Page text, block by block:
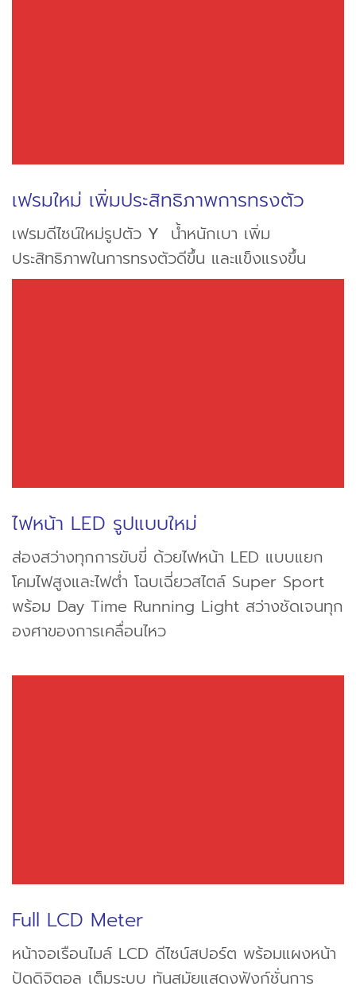
เฟรมใหม่ เพิ่มประสิทธิภาพการทรงตัว
เฟรมดีไซน์ใหม่รูปตัว Y น้ำหนักเบา เพิ่ม
ประสิทธิภาพในการทรงตัวดีขึ้น และแข็งแรงขึ้น
ไฟหน้า LED รูปแบบใหม่
ส่องสว่างทุกการขับขี่ ด้วยไฟหน้า LED แบบแยก
โคมไฟสูงและไฟต่ำ โฉบเฉี่ยวสไตล์ Super Sport
พร้อม Day Time Running Light สว่างชัดเจนทุก
องศาของการเคลื่อนไหว
Full LCD Meter
หน้าจอเรือนไมล์ LCD ดีไซน์สปอร์ต พร้อมแผงหน้า
ปัดดิจิตอล เต็มระบบ ทันสมัยแสดงฟังก์ชั่นการ